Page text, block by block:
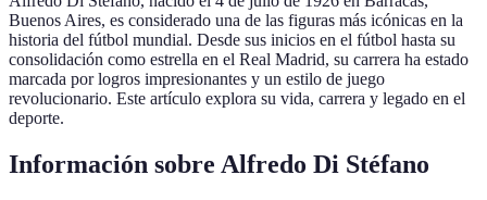
Buenos Aires, es considerado una de las figuras más icónicas en la
historia del fútbol mundial. Desde sus inicios en el fútbol hasta su
consolidación como estrella en el Real Madrid, su carrera ha estado
marcada por logros impresionantes y un estilo de juego
revolucionario. Este artículo explora su vida, carrera y legado en el
deporte.
Información sobre Alfredo Di Stéfano